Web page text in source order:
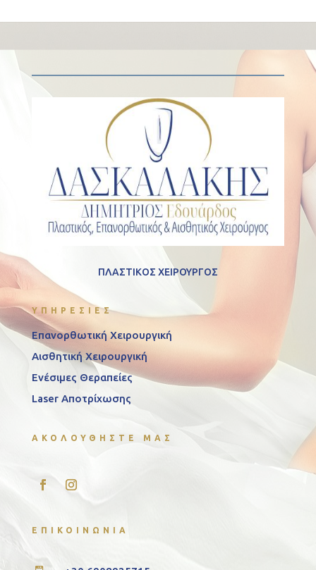
ΠΛΑΣΤΙΚΟΣ ΧΕΙΡΟΥΡΓΟΣ
ΥΠΗΡΕΣΙΕΣ
Επανορθωτική Χειρουργική
Αισθητική Χειρουργική
Ενέσιμες Θεραπείες
Laser Αποτρίχωσης
ΑΚΟΛΟΥΘΗΣΤΕ ΜΑΣ
ΕΠΙΚΟΙΝΩΝΙΑ